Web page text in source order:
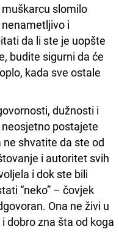
slomilo
i
da li ste je uopšte
budite sigurni da će
kada sve ostale
dužnosti i
postajete
ne shvatite da ste od
i autoritet svih
i dok ste bili
“neko” – čovjek
Ona ne živi u
dobro zna šta od koga